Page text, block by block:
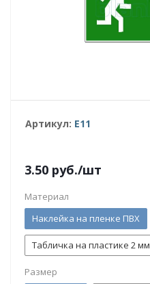
Артикул: E11
3.50 руб./шт
Материал
Наклейка на пленке ПВХ
Табличка на пластике 2 мм
Размер